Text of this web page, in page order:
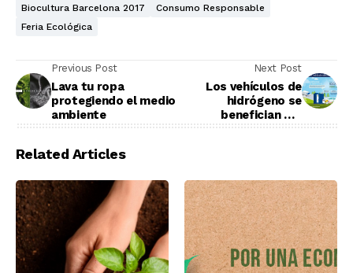
Biocultura Barcelona 2017
Consumo Responsable
Feria Ecológica
Previous Post
Lava tu ropa
protegiendo el medio
ambiente
Next Post
Los vehículos de
hidrógeno se
benefician del
Related Articles